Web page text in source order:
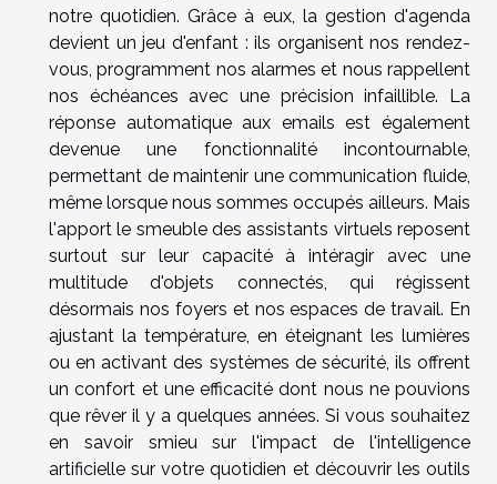
notre quotidien. Grâce à eux, la gestion d'agenda
devient un jeu d'enfant : ils organisent nos rendez-
vous, programment nos alarmes et nous rappellent
nos échéances avec une précision infaillible. La
réponse automatique aux emails est également
devenue une fonctionnalité incontournable,
permettant de maintenir une communication fluide,
même lorsque nous sommes occupés ailleurs. Mais
l'apport le smeuble des assistants virtuels reposent
surtout sur leur capacité à intéragir avec une
multitude d'objets connectés, qui régissent
désormais nos foyers et nos espaces de travail. En
ajustant la température, en éteignant les lumières
ou en activant des systèmes de sécurité, ils offrent
un confort et une efficacité dont nous ne pouvions
que rêver il y a quelques années. Si vous souhaitez
en savoir smieu sur l'impact de l'intelligence
artificielle sur votre quotidien et découvrir les outils